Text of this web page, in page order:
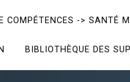
COMPÉTENCES -> SANTÉ
BIBLIOTHÈQUE DES